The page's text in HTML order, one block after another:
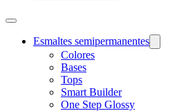
Esmaltes semipermanentes
Colores
Bases
Tops
Smart Builder
One Step Glossy